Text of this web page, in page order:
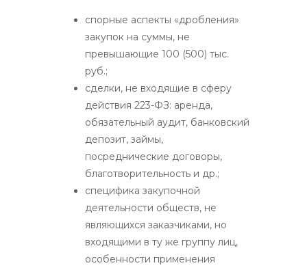
спорные аспекты «дробления»
закупок на суммы, не
превышающие 100 (500) тыс.
руб.;
сделки, не входящие в сферу
действия 223-ФЗ: аренда,
обязательный аудит, банковский
депозит, займы,
посреднические договоры,
благотворительность и др.;
специфика закупочной
деятельности обществ, не
являющихся заказчиками, но
входящими в ту же группу лиц,
особенности применения